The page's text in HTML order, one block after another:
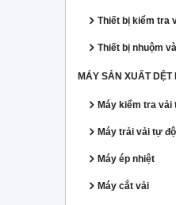
Thiết bị kiểm tra
Thiết bị nhuộm
MÁY SẢN XUẤT DỆT
Máy kiểm tra vải
Máy trải vải tự
Máy ép nhiệt
Máy cắt vải